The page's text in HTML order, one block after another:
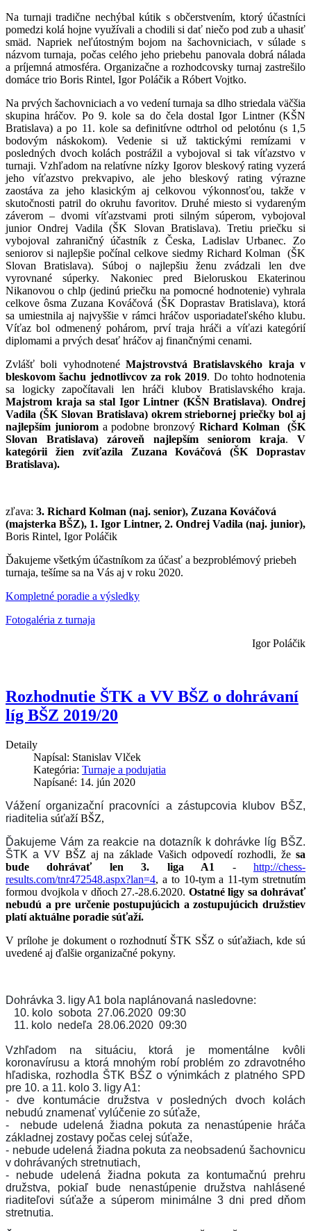
Na turnaji tradične nechýbal kútik s občerstvením, ktorý účastníci
pomedzi kolá hojne využívali a chodili si dať niečo pod zub a uhasiť
smäd. Napriek neľútostným bojom na šachovniciach, v súlade s
názvom turnaja, počas celého jeho priebehu panovala dobrá nálada
a príjemná atmosféra. Organizačne a rozhodcovsky turnaj zastrešilo
domáce trio Boris Rintel, Igor Poláčik a Róbert Vojtko.
Na prvých šachovniciach a vo vedení turnaja sa dlho striedala väčšia
skupina hráčov. Po 9. kole sa do čela dostal Igor Lintner (KŠN
Bratislava) a po 11. kole sa definitívne odtrhol od pelotónu (s 1,5
bodovým náskokom). Vedenie si už taktickými remízami v
posledných dvoch kolách postrážil a vybojoval si tak víťazstvo v
turnaji. Vzhľadom na relatívne nízky Igorov bleskový rating vyzerá
jeho víťazstvo prekvapivo, ale jeho bleskový rating výrazne
zaostáva za jeho klasickým aj celkovou výkonnosťou, takže v
skutočnosti patril do okruhu favoritov. Druhé miesto si vydareným
záverom – dvomi víťazstvami proti silným súperom, vybojoval
junior Ondrej Vadila (ŠK Slovan Bratislava). Tretiu priečku si
vybojoval zahraničný účastník z Česka, Ladislav Urbanec. Zo
seniorov si najlepšie počínal celkove siedmy Richard Kolman (ŠK
Slovan Bratislava). Súboj o najlepšiu ženu zvádzali len dve
vyrovnané súperky. Nakoniec pred Bieloruskou Ekaterinou
Nikanovou o chlp (jedinú priečku na pomocné hodnotenie) vyhrala
celkove ôsma Zuzana Kováčová (ŠK Doprastav Bratislava), ktorá
sa umiestnila aj najvyššie v rámci hráčov usporiadateľského klubu.
Víťaz bol odmenený pohárom, prví traja hráči a víťazi kategórií
diplomami a prvých desať hráčov aj finančnými cenami.
Zvlášť boli vyhodnotené Majstrovstvá Bratislavského kraja v
bleskovom šachu jednotlivcov za rok 2019. Do tohto hodnotenia
sa logicky započítavali len hráči klubov Bratislavského kraja.
Majstrom kraja sa stal Igor Lintner (KŠN Bratislava). Ondrej
Vadila (ŠK Slovan Bratislava) okrem striebornej priečky bol aj
najlepším junioroma podobne bronzový Richard Kolman (ŠK
Slovan Bratislava) zároveň najlepším seniorom kraja. V
kategórii žien zvíťazila Zuzana Kováčová (ŠK Doprastav
Bratislava).
zľava: 3. Richard Kolman (naj. senior), Zuzana Kováčová
(majsterka BŠZ), 1. Igor Lintner, 2. Ondrej Vadila (naj. junior),
Boris Rintel, Igor Poláčik
Ďakujeme všetkým účastníkom za účasť a bezproblémový priebeh
turnaja, tešíme sa na Vás aj v roku 2020.
Kompletné poradie a výsledky
Fotogaléria z turnaja
Igor Poláčik
Rozhodnutie ŠTK a VV BŠZ o dohrávaní
líg BŠZ 2019/20
Detaily
Napísal: Stanislav Vlček
Kategória: Turnaje a podujatia
Napísané: 14. jún 2020
Vážení organizační pracovníci a zástupcovia klubov BŠZ,
riaditelia súťaží BŠZ,
Ďakujeme Vám za reakcie na dotazník k dohrávke líg BŠZ.
ŠTK a VV BŠZ aj na základe Vašich odpovedí rozhodli, žesa
bude dohrávať len 3. liga A1 -http://chess-
results.com/tnr472548.aspx?lan=4, a to 10-tym a 11-tym stretnutím
formou dvojkola v dňoch 27.-28.6.2020. Ostatné ligy sa dohrávať
nebudú a pre určenie postupujúcich a zostupujúcich družstiev
platí aktuálne poradie súťaží.
V prílohe je dokument o rozhodnutí ŠTK SŠZ o súťažiach, kde sú
uvedené aj ďalšie organizačné pokyny.
Dohrávka 3. ligy A1 bola naplánovaná nasledovne:
10. kolo sobota 27.06.2020 09:30
11. kolo nedeľa 28.06.2020 09:30
Vzhľadom na situáciu, ktorá je momentálne kvôli
koronavírusu a ktorá mnohým robí problém zo zdravotného
hľadiska, rozhodla ŠTK BŠZ o výnimkách z platného SPD
pre 10. a 11. kolo 3. ligy A1:
- dve kontumácie družstva v posledných dvoch kolách
nebudú znamenať vylúčenie zo súťaže,
-
nebude udelená žiadna pokuta za nenastúpenie hráča
základnej zostavy počas celej súťaže,
- nebude udelená žiadna pokuta za neobsadenú šachovnicu
v dohrávaných stretnutiach,
- nebude udelená žiadna pokuta za kontumačnú prehru
družstva, pokiaľ bude nenastúpenie družstva nahlásené
riaditeľovi súťaže a súperom minimálne 3 dni pred dňom
stretnutia.